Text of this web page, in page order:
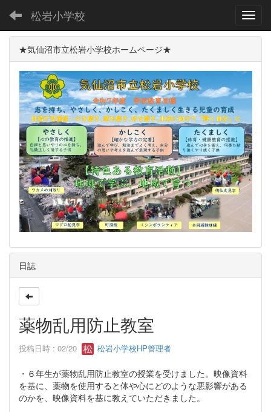
松岩小学校
★気仙沼市立松岩小学校ホームページ★
日誌
薬物乱用防止教室
投稿日時 : 02/20 松岩小学校HP管理者
・６年生が薬物乱用防止教室の授業を受けました。映像資料
を基に、薬物を使用すると体や心にどのような悪影響がある
のかを、映像資料を基に教えていただきました。